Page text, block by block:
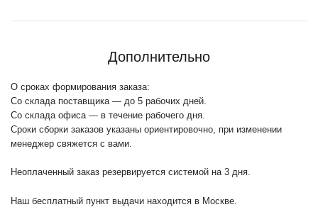
Дополнительно
О сроках формирования заказа:
Со склада поставщика — до 5 рабочих дней.
Со склада офиса — в течение рабочего дня.
Сроки сборки заказов указаны ориентировочно, при изменении
менеджер свяжется с вами.
Неоплаченный заказ резервируется системой на 3 дня.
Наш бесплатный пункт выдачи находится в Москве.